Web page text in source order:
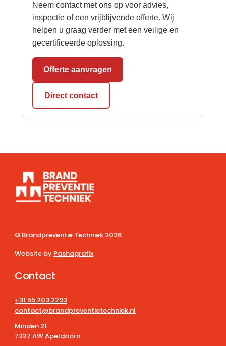
Neem contact met ons op voor advies,
inspectie of een vrijblijvende offerte. Wij
helpen u graag verder met een veilige en
gecertificeerde oplossing.
Offerte aanvragen
Direct contact
© Brandpreventie Techniek 2026
Website by Pashagrafix
Contact
+31 55 203 2293
contact@brandpreventietechniek.nl
Minden 21
7327 AW Apeldoorn